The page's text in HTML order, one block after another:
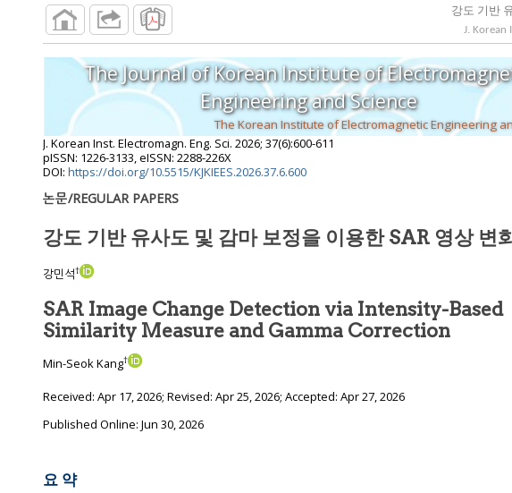
강도 기반
The Journal of Korean Institute of
Engineering and Science
J. Korean Inst. Electromagn. Eng. Sci. 2026; 37(6):600-611
pISSN: 1226-3133, eISSN: 2288-226X
DOI: https://doi.org/10.5515/KJKIEES.2026.37.6.600
논문/REGULAR PAPERS
강도 기반 유사도 및 감마 보정을 이용한 SAR 영상 변
강민석†
SAR Image Change Detection via Intensity-Based
Similarity Measure and Gamma Correction
Min-Seok Kang†
Received: Apr 17, 2026; Revised: Apr 25, 2026; Accepted: Apr 27, 2026
Published Online: Jun 30, 2026
요 약